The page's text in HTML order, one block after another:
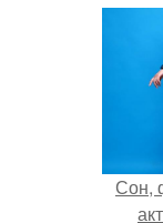
Сон,